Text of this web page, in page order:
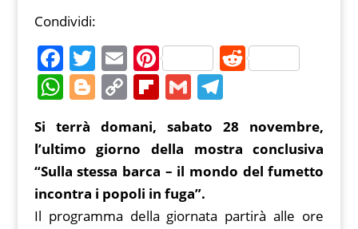
Condividi:
F
a
c
e
b
o
o
T
w
itt
er
E
m
ai
l
Pi
nt
er
e
st
R
di
t
W
at
s
A
p
Bl
o
g
g
er
C
p
y
Li
n
Fl
b
o
ar
d
G
ai
l
T
e
gr
m
Si terrà domani, sabato 28 novembre,
l’ultimo giorno della mostra conclusiva
“Sulla stessa barca – il mondo del fumetto
incontra i popoli in fuga”.
Il programma della giornata partirà alle ore